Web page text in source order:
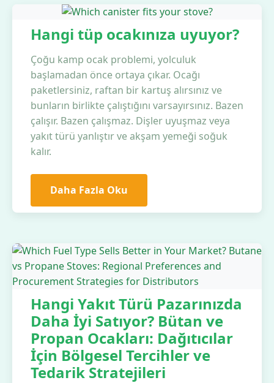
Hangi tüp ocakınıza uyuyor?
Çoğu kamp ocak problemi, yolculuk
başlamadan önce ortaya çıkar. Ocağı
paketlersiniz, raftan bir kartuş alırsınız ve
bunların birlikte çalıştığını varsayırsınız. Bazen
çalışır. Bazen çalışmaz. Dişler uyuşmaz veya
yakıt türü yanlıştır ve akşam yemeği soğuk
kalır.
Daha Fazla Oku
Hangi Yakıt Türü Pazarınızda
Daha İyi Satıyor? Bütan ve
Propan Ocakları: Dağıtıcılar
İçin Bölgesel Tercihler ve
Tedarik Stratejileri